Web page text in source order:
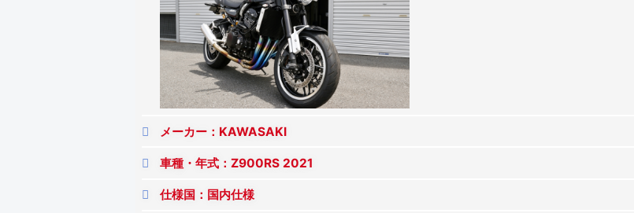
メーカー：KAWASAKI
車種・年式：Z900RS 2021
仕様国：国内仕様